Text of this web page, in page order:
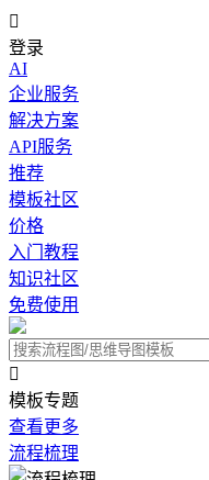

登录
AI
企业服务
解决方案
API服务
推荐
模板社区
价格
入门教程
知识社区
免费使用

模板专题
查看更多
流程梳理